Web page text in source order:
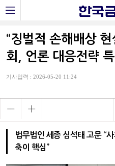
“징벌적 손해배상
회, 언론 대응전략
기사입력 : 2026-05-20 11:24
법무법인 세종 심석태 고문 “
축이 핵심”